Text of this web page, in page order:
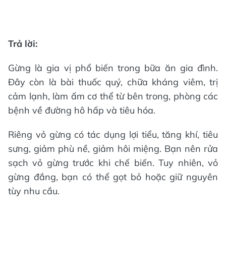
Trả lời:
Gừng là gia vị phổ biến trong bữa ăn gia đình.
Đây còn là bài thuốc quý, chữa kháng viêm, trị
cảm lạnh, làm ấm cơ thể từ bên trong, phòng các
bệnh về đường hô hấp và tiêu hóa.
Riêng vỏ gừng có tác dụng lợi tiểu, tăng khí, tiêu
sưng, giảm phù nề, giảm hôi miệng. Bạn nên rửa
sạch vỏ gừng trước khi chế biến. Tuy nhiên, vỏ
gừng đắng, bạn có thể gọt bỏ hoặc giữ nguyên
tùy nhu cầu.